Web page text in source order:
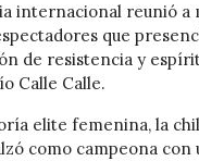
internacional reunió a
que
de resistencia y
Calle Calle.
elite femenina, la
como campeona